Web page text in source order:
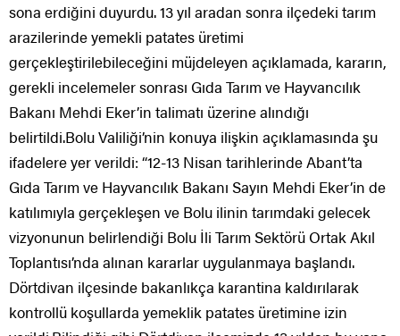
sona erdiğini duyurdu. 13 yıl aradan sonra ilçedeki tarım
arazilerinde yemekli patates üretimi
gerçekleştirilebileceğini müjdeleyen açıklamada, kararın,
gerekli incelemeler sonrası Gıda Tarım ve Hayvancılık
Bakanı Mehdi Eker’in talimatı üzerine alındığı
belirtildi.Bolu Valiliği’nin konuya ilişkin açıklamasında şu
ifadelere yer verildi: “12-13 Nisan tarihlerinde Abant’ta
Gıda Tarım ve Hayvancılık Bakanı Sayın Mehdi Eker’in de
katılımıyla gerçekleşen ve Bolu ilinin tarımdaki gelecek
vizyonunun belirlendiği Bolu İli Tarım Sektörü Ortak Akıl
Toplantısı’nda alınan kararlar uygulanmaya başlandı.
Dörtdivan ilçesinde bakanlıkça karantina kaldırılarak
kontrollü koşullarda yemeklik patates üretimine izin